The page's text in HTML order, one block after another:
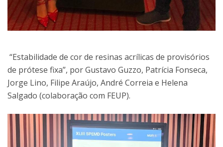
“Estabilidade de cor de resinas acrílicas de provisórios
de prótese fixa”, por Gustavo Guzzo, Patrícia Fonseca,
Jorge Lino, Filipe Araújo, André Correia e Helena
Salgado (colaboração com FEUP).